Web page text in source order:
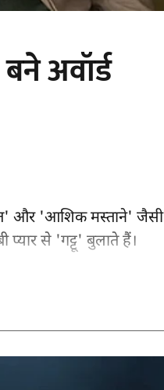
अवॉर्ड
और 'आशिक मस्ताने' जैसी
से 'गट्टू' बुलाते हैं।